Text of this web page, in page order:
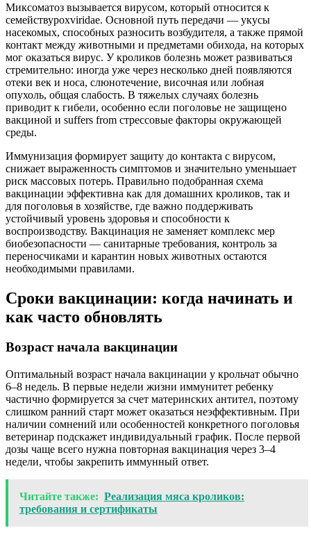
Миксоматоз вызывается вирусом, который относится к
семействуpoxviridae. Основной путь передачи — укусы
насекомых, способных разносить возбудителя, а также прямой
контакт между животными и предметами обихода, на которых
мог оказаться вирус. У кроликов болезнь может развиваться
стремительно: иногда уже через несколько дней появляются
отеки век и носа, слюнотечение, височная или лобная
опухоль, общая слабость. В тяжелых случаях болезнь
приводит к гибели, особенно если поголовье не защищено
вакциной и suffers from стрессовые факторы окружающей
среды.
Иммунизация формирует защиту до контакта с вирусом,
снижает выраженность симптомов и значительно уменьшает
риск массовых потерь. Правильно подобранная схема
вакцинации эффективна как для домашних кроликов, так и
для поголовья в хозяйстве, где важно поддерживать
устойчивый уровень здоровья и способности к
воспроизводству. Вакцинация не заменяет комплекс мер
биобезопасности — санитарные требования, контроль за
переносчиками и карантин новых животных остаются
необходимыми правилами.
Сроки вакцинации: когда начинать и
как часто обновлять
Возраст начала вакцинации
Оптимальный возраст начала вакцинации у крольчат обычно
6–8 недель. В первые недели жизни иммунитет ребенку
частично формируется за счет материнских антител, поэтому
слишком ранний старт может оказаться неэффективным. При
наличии сомнений или особенностей конкретного поголовья
ветеринар подскажет индивидуальный график. После первой
дозы чаще всего нужна повторная вакцинация через 3–4
недели, чтобы закрепить иммунный ответ.
Читайте также: Реализация мяса кроликов:
требования и сертификаты